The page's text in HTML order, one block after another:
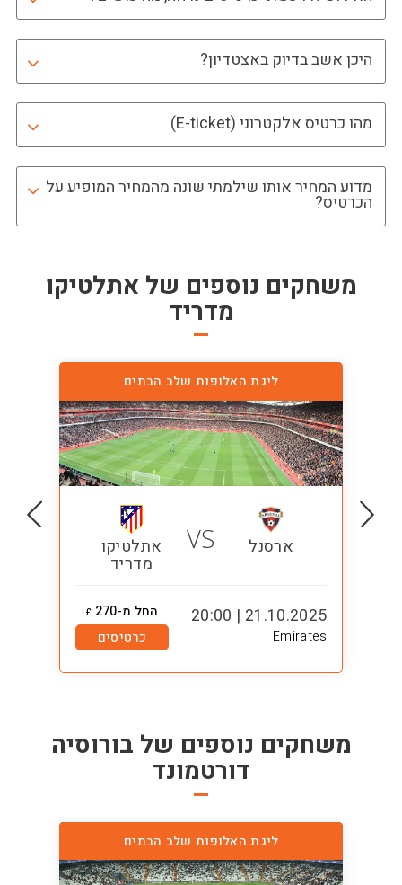
היכן אשב בדיוק באצטדיון?
מהו כרטיס אלקטרוני (E-ticket)
מדוע המחיר אותו שילמתי שונה מהמחיר המופיע על
הכרטיס?
משחקים נוספים של אתלטיקו
מדריד
ליגת האלופות שלב הבתים
ארסנל VS אתלטיקו
מדריד
21.10.2025 | 20:00
Emirates
החל מ-270 £
כרטיסים
משחקים נוספים של בורוסיה
דורטמונד
ליגת האלופות שלב הבתים